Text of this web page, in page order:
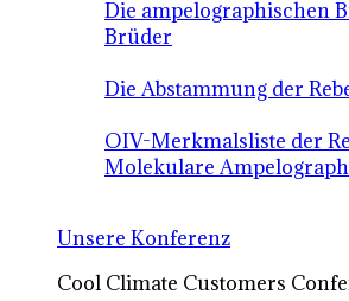
Die ampelographischen
Brüder
Die Abstammung der
OIV-Merkmalsliste der
Molekulare
Unsere Konferenz
Cool Climate Customers